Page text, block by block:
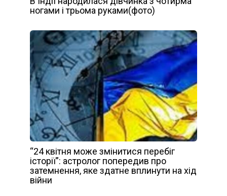
ногами і трьома руками(фото)
“24 квітня може змінитися перебіг
історії”: астролог попередив про
затемнення, яке здатне вплинути на хід
війни